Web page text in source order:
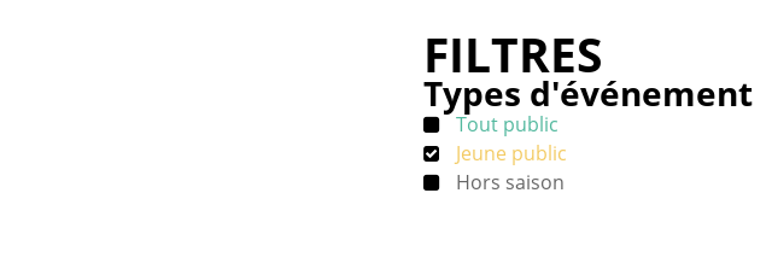
FILTRES
Types d'événement
Tout public
Jeune public
Hors saison